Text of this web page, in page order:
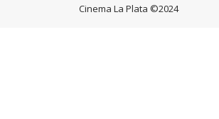
Cinema La Plata ©2024